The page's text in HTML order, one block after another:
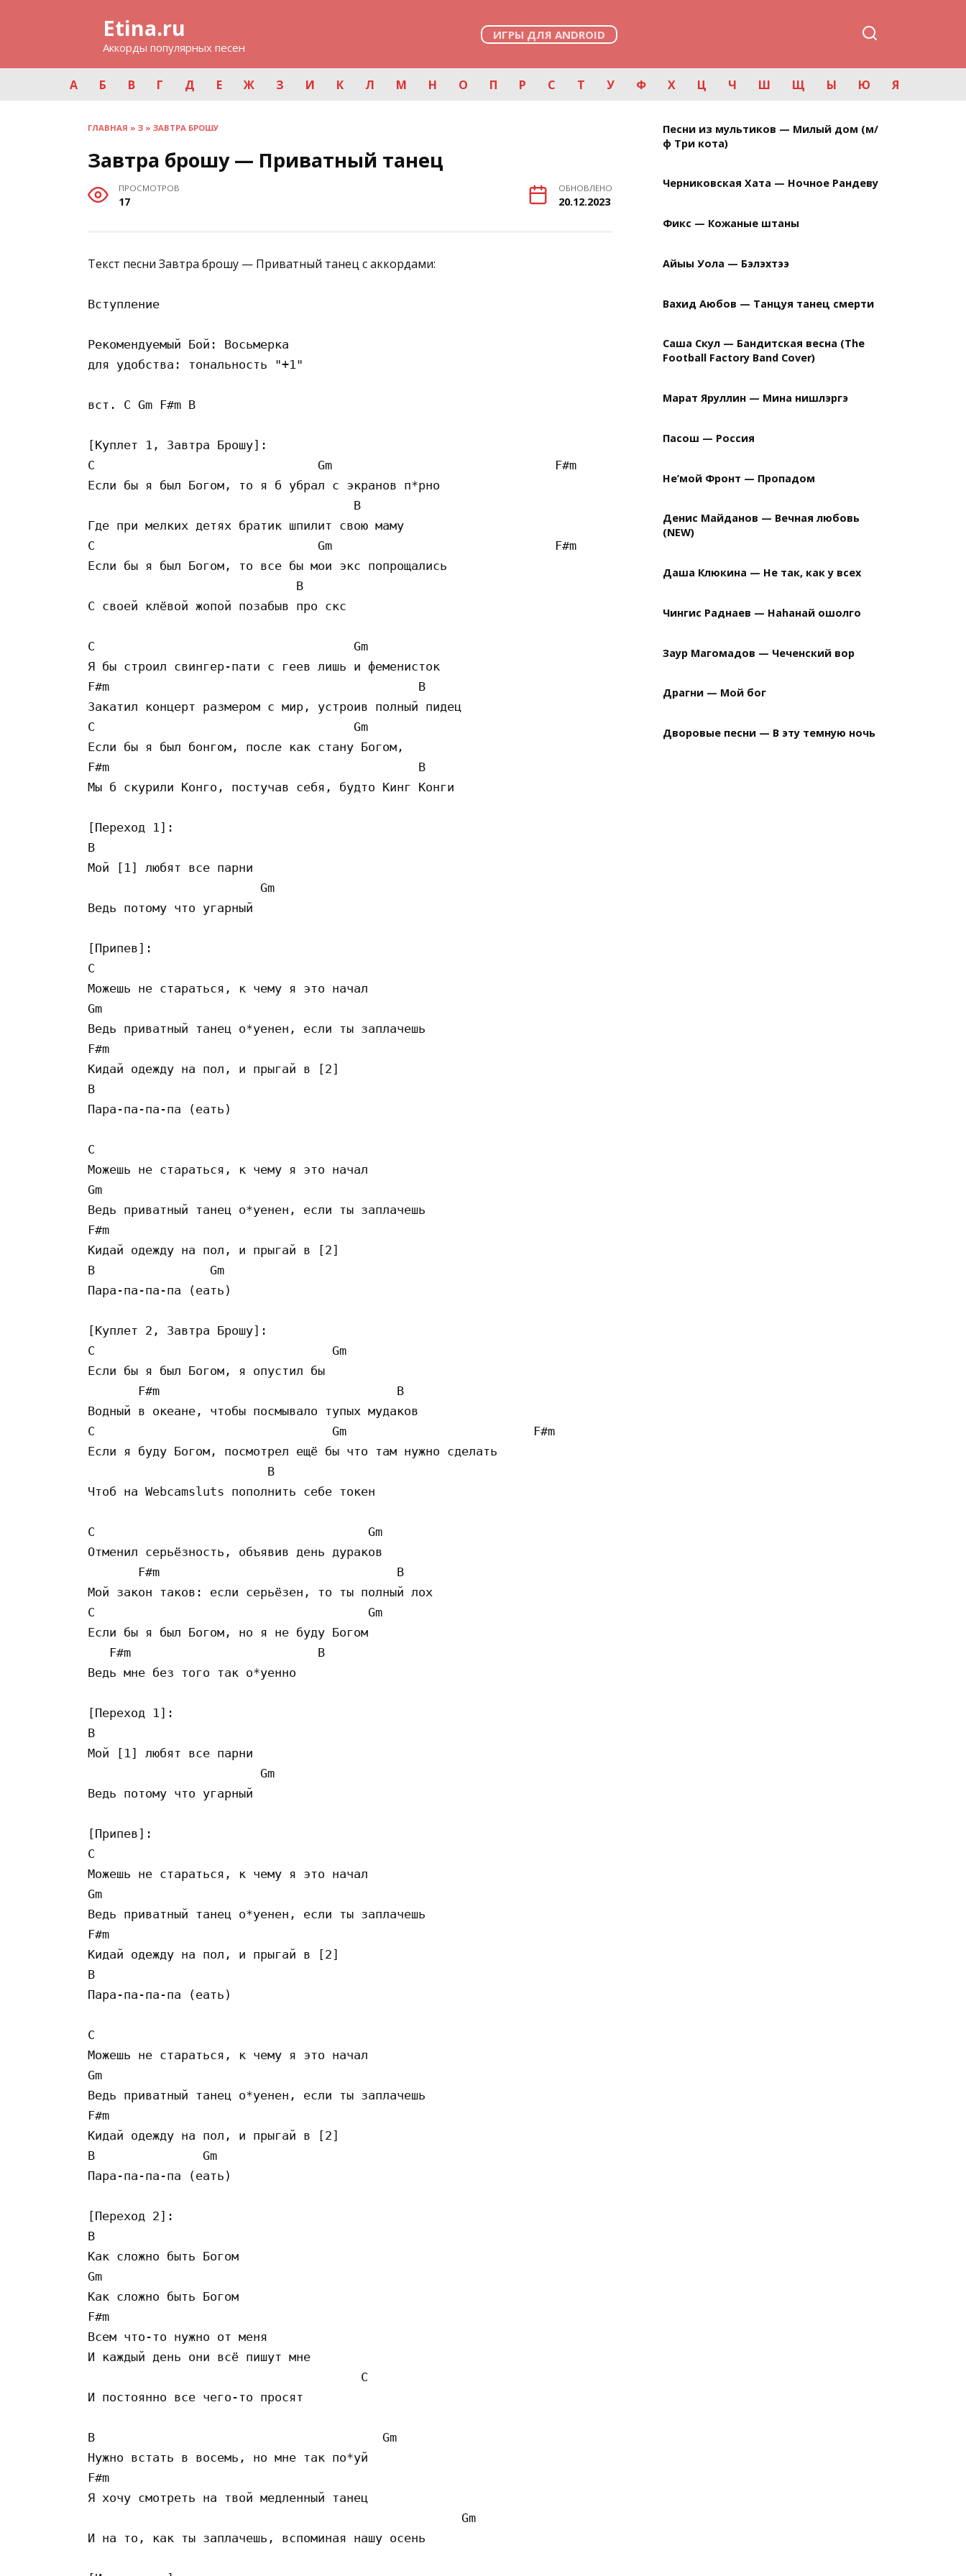
Etina.ru
Аккорды популярных песен
ИГРЫ ДЛЯ ANDROID
А Б В Г Д Е Ж З И К Л М Н О П Р С Т У Ф Х Ц Ч Ш Щ Ы Ю Я
ГЛАВНАЯ » З » ЗАВТРА БРОШУ
Завтра брошу — Приватный танец
ПРОСМОТРОВ
17
ОБНОВЛЕНО
20.12.2023
Текст песни Завтра брошу — Приватный танец с аккордами:
Вступление
Рекомендуемый Бой: Восьмерка
для удобства: тональность "+1"
вст. C Gm F#m B
[Куплет 1, Завтра Брошу]:
C                               Gm                               F#m
Если бы я был Богом, то я б убрал с экранов п*рно
                                     B
Где при мелких детях братик шпилит свою маму
C                               Gm                               F#m
Если бы я был Богом, то все бы мои экс попрощались
                             B
С своей клёвой жопой позабыв про скс
C                                    Gm
Я бы строил свингер-пати с геев лишь и феменисток
F#m                                           B
Закатил концерт размером с мир, устроив полный пидец
C                                    Gm
Если бы я был бонгом, после как стану Богом,
F#m                                           B
Мы б скурили Конго, постучав себя, будто Кинг Конги
[Переход 1]:
B
Мой [1] любят все парни
                        Gm
Ведь потому что угарный
[Припев]:
C
Можешь не стараться, к чему я это начал
Gm
Ведь приватный танец о*уенен, если ты заплачешь
F#m
Кидай одежду на пол, и прыгай в [2]
B
Пара-па-па-па (еать)
C
Можешь не стараться, к чему я это начал
Gm
Ведь приватный танец о*уенен, если ты заплачешь
F#m
Кидай одежду на пол, и прыгай в [2]
B                Gm
Пара-па-па-па (еать)
[Куплет 2, Завтра Брошу]:
C                                 Gm
Если бы я был Богом, я опустил бы
       F#m                                 B
Водный в океане, чтобы посмывало тупых мудаков
C                                 Gm                          F#m
Если я буду Богом, посмотрел ещё бы что там нужно сделать
                         B
Чтоб на Webcamsluts пополнить себе токен
C                                      Gm
Отменил серьёзность, объявив день дураков
       F#m                                 B
Мой закон таков: если серьёзен, то ты полный лох
C                                      Gm
Если бы я был Богом, но я не буду Богом
   F#m                          B
Ведь мне без того так о*уенно
[Переход 1]:
B
Мой [1] любят все парни
                        Gm
Ведь потому что угарный
[Припев]:
C
Можешь не стараться, к чему я это начал
Gm
Ведь приватный танец о*уенен, если ты заплачешь
F#m
Кидай одежду на пол, и прыгай в [2]
B
Пара-па-па-па (еать)
C
Можешь не стараться, к чему я это начал
Gm
Ведь приватный танец о*уенен, если ты заплачешь
F#m
Кидай одежду на пол, и прыгай в [2]
B               Gm
Пара-па-па-па (еать)
[Переход 2]:
B
Как сложно быть Богом
Gm
Как сложно быть Богом
F#m
Всем что-то нужно от меня
И каждый день они всё пишут мне
                                      C
И постоянно все чего-то просят
B                                        Gm
Нужно встать в восемь, но мне так по*уй
F#m
Я хочу смотреть на твой медленный танец
                                                    Gm
И на то, как ты заплачешь, вспоминая нашу осень
Песни из мультиков — Милый дом (м/
ф Три кота)
Черниковская Хата — Ночное Рандеву
Фикс — Кожаные штаны
Айыы Уола — Бэлэхтээ
Вахид Аюбов — Танцуя танец смерти
Саша Скул — Бандитская весна (The
Football Factory Band Cover)
Марат Яруллин — Мина нишлэргэ
Пасош — Россия
Не’мой Фронт — Пропадом
Денис Майданов — Вечная любовь
(NEW)
Даша Клюкина — Не так, как у всех
Чингис Раднаев — Наhанай ошолго
Заур Магомадов — Чеченский вор
Драгни — Мой бог
Дворовые песни — В эту темную ночь